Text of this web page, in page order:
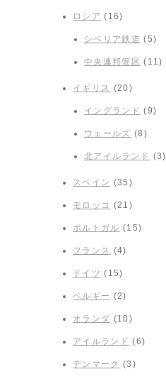
ロシア (16)
シベリア鉄道 (5)
中央連邦管区 (11)
イギリス (20)
イングランド (9)
ウェールズ (8)
北アイルランド (3)
スペイン (35)
モロッコ (21)
ポルトガル (15)
フランス (4)
ドイツ (15)
ベルギー (2)
オランダ (10)
アイルランド (6)
デンマーク (3)